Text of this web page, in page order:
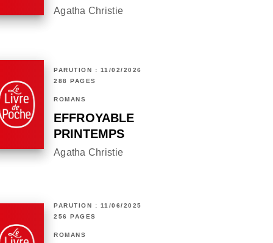
Agatha Christie
PARUTION : 11/02/2026
288 PAGES
ROMANS
EFFROYABLE
PRINTEMPS
Agatha Christie
PARUTION : 11/06/2025
256 PAGES
ROMANS